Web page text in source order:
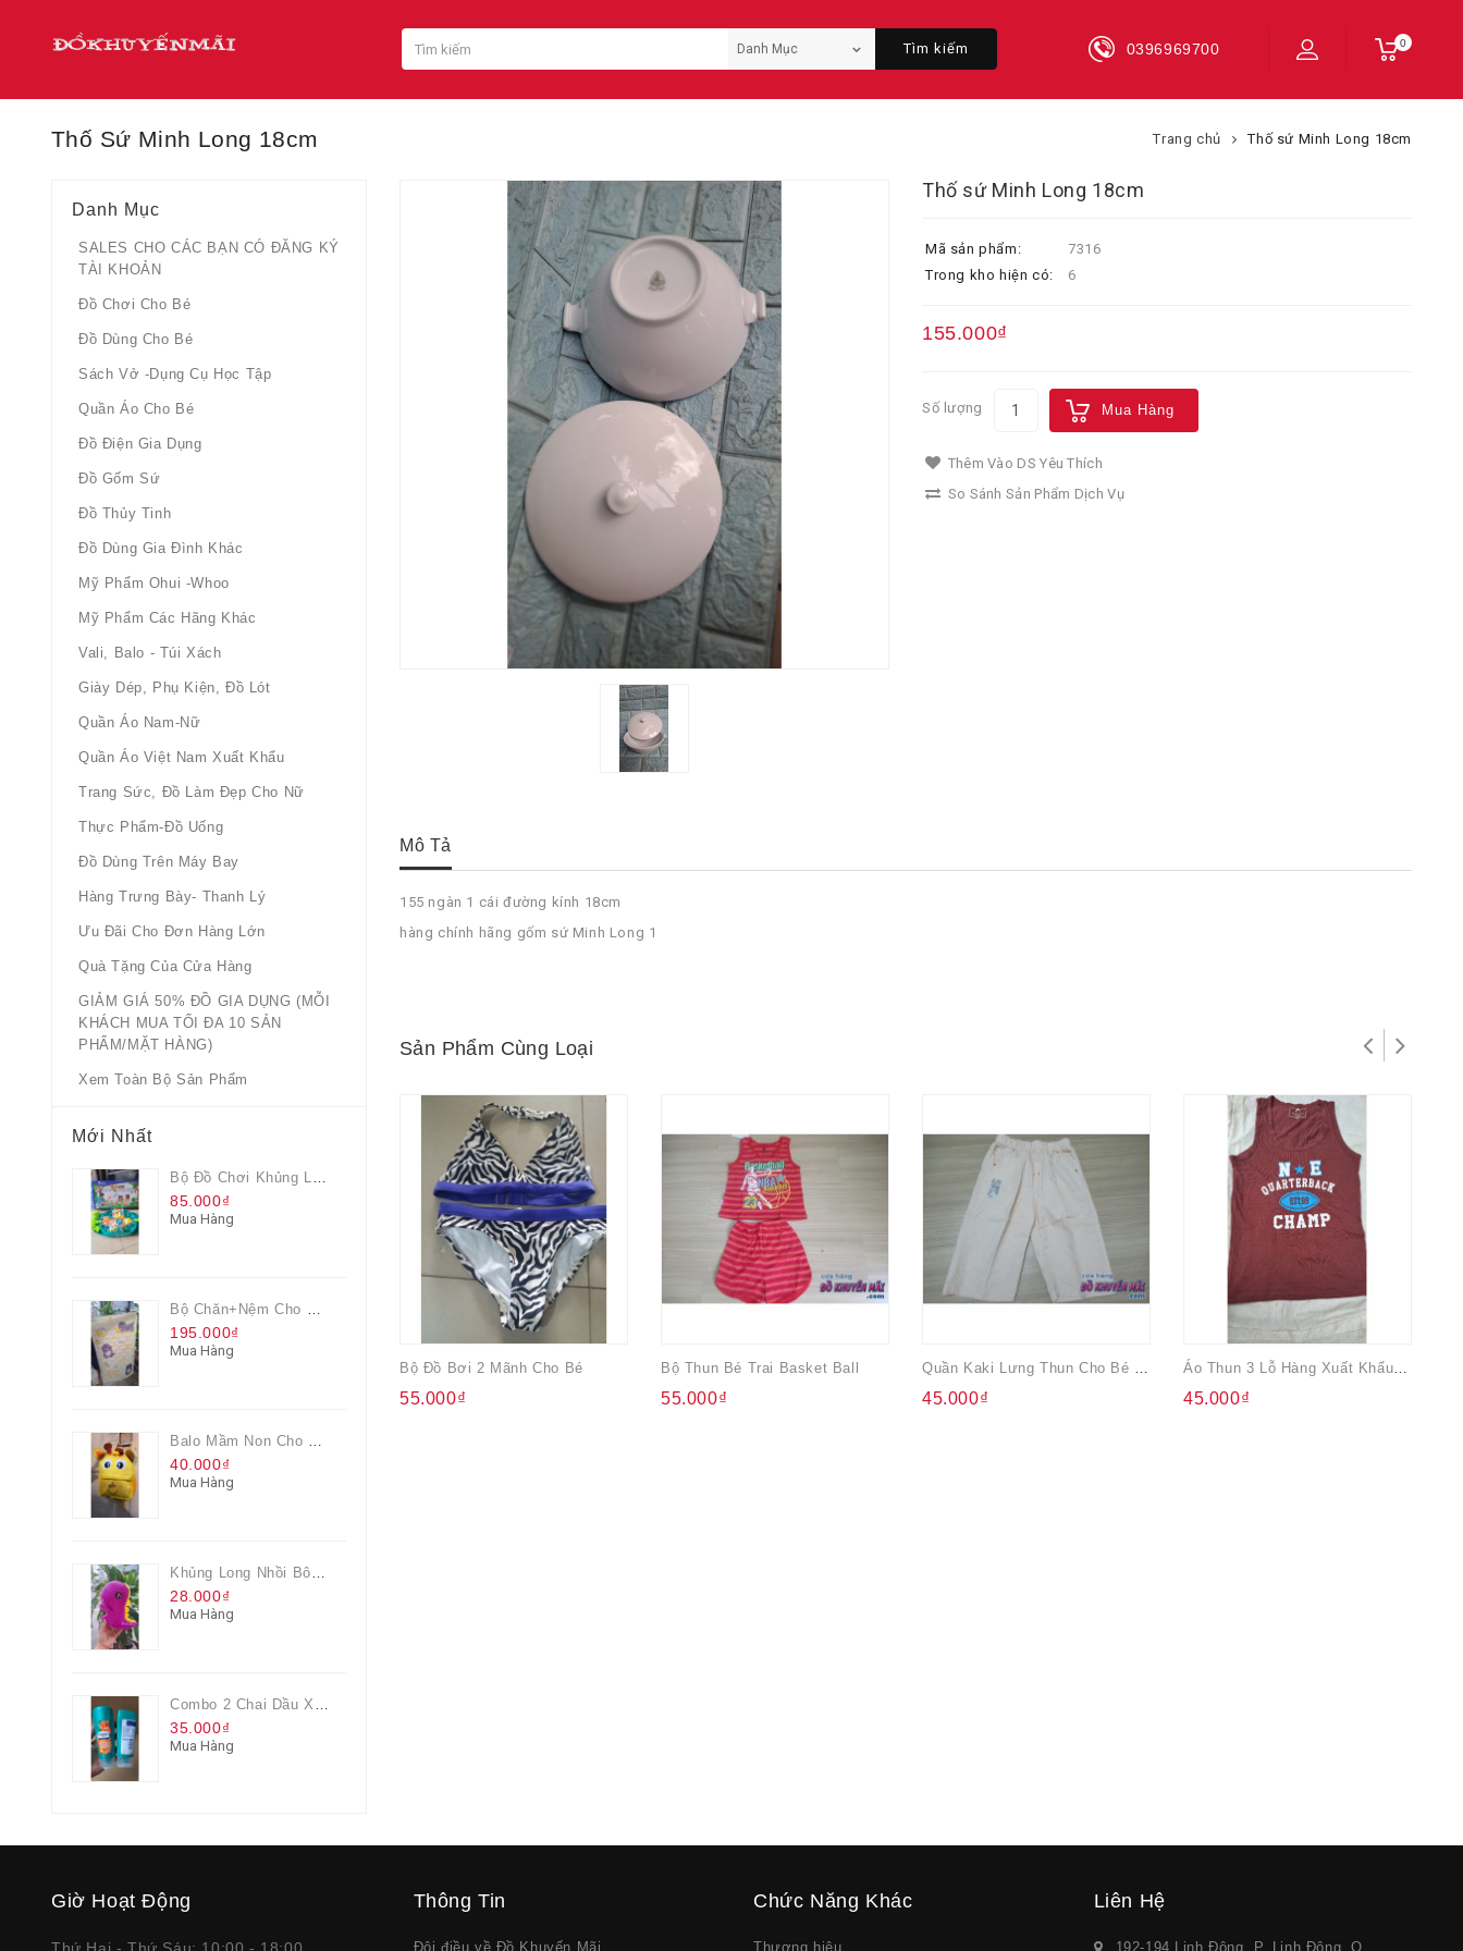
0
0396969700
Tìm kiếm
Thố Sứ Minh Long 18cm Trang chủ Thố sứ Minh Long 18cm
Danh Mục
SALES CHO CÁC BẠN CÓ ĐĂNG KÝ
TÀI KHOẢN
Đồ Chơi Cho Bé
Đồ Dùng Cho Bé
Sách Vở -dụng Cụ Học Tập
Quần Áo Cho Bé
Đồ Điện Gia Dụng
Đồ Gốm Sứ
Đồ Thủy Tinh
Đồ Dùng Gia Đình Khác
Mỹ Phẩm Ohui -whoo
Mỹ Phẩm Các Hãng Khác
Vali, Balo - Túi Xách
Giày Dép, Phụ Kiện, Đồ Lót
Quần Áo Nam-Nữ
Quần Áo Việt Nam Xuất Khẩu
Trang Sức, Đồ Làm Đẹp Cho Nữ
Thực Phẩm-Đồ Uống
Đồ Dùng Trên Máy Bay
Hàng Trưng Bày- Thanh Lý
Ưu Đãi Cho Đơn Hàng Lớn
Quà Tặng Của Cửa Hàng
GIẢM GIÁ 50% ĐỒ GIA DỤNG (MỖI
KHÁCH MUA TỐI ĐA 10 SẢN
PHẨM/MẶT HÀNG)
Xem Toàn Bộ Sản Phẩm
Mới Nhất
Bộ Đồ Chơi Khủng Long Đại Chiến
85.000₫
Mua Hàng
Bộ Chăn+nệm Cho Bé Everon Quà Từ Pediasure
195.000₫
Mua Hàng
Balo Mầm Non Cho Bé Grow Màu Vàng
40.000₫
Mua Hàng
Khủng Long Nhồi Bông Cho Bé Chơi Màu Tím
28.000₫
Mua Hàng
Combo 2 Chai Dầu Xả Rejoice 3IN1 Siêu Mềm Mượt Chai 60ML
35.000₫
Mua Hàng
Thố sứ Minh Long 18cm
Mã sản phẩm:
7316
Trong kho hiện có:
6
155.000₫
Số lượng Mua Hàng
Thêm Vào DS Yêu Thích
So Sánh Sản Phẩm Dịch Vụ
Mô Tả
155 ngàn 1 cái đường kính 18cm
hàng chính hãng gốm sứ Minh Long 1
Sản Phẩm Cùng Loại
Bộ Đồ Bơi 2 Mãnh Cho Bé
55.000₫
Bộ Thun Bé Trai Basket Ball
55.000₫ 45.000₫ 45.000₫
Giờ Hoạt Động Thông Tin
Đôi điều về Đồ Khuyến Mãi
Chức Năng Khác
Thương hiệu
Liên Hệ
192-194 Linh Đông, P. Linh Đông, Q.